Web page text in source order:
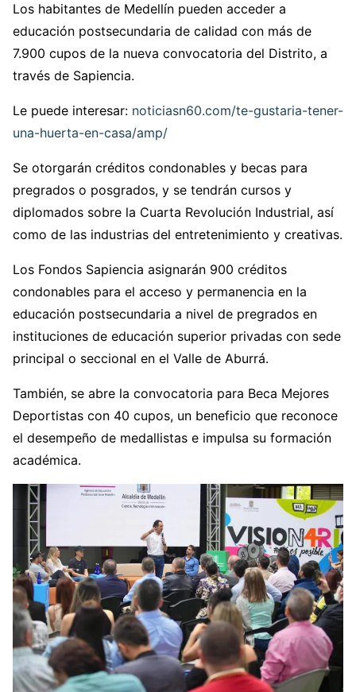
Los habitantes de Medellín pueden acceder a
educación postsecundaria de calidad con más de
7.900 cupos de la nueva convocatoria del Distrito, a
través de Sapiencia.
Le puede interesar: noticiasn60.com/te-gustaria-tener-
una-huerta-en-casa/amp/
Se otorgarán créditos condonables y becas para
pregrados o posgrados, y se tendrán cursos y
diplomados sobre la Cuarta Revolución Industrial, así
como de las industrias del entretenimiento y creativas.
Los Fondos Sapiencia asignarán 900 créditos
condonables para el acceso y permanencia en la
educación postsecundaria a nivel de pregrados en
instituciones de educación superior privadas con sede
principal o seccional en el Valle de Aburrá.
También, se abre la convocatoria para Beca Mejores
Deportistas con 40 cupos, un beneficio que reconoce
el desempeño de medallistas e impulsa su formación
académica.